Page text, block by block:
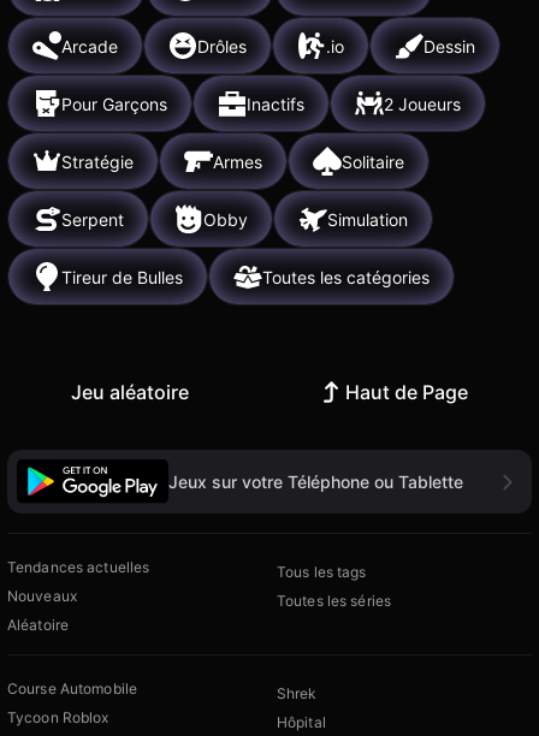
Arcade Drôles .io Dessin
Pour Garçons Inactifs 2 Joueurs
Stratégie Armes Solitaire
Serpent Obby Simulation
Tireur de Bulles Toutes les catégories
Jeu aléatoire Haut de Page
Jeux sur votre Téléphone ou Tablette
Tendances actuelles
Nouveaux
Aléatoire
Tous les tags
Toutes les séries
Course Automobile
Tycoon Roblox
Shrek
Hôpital